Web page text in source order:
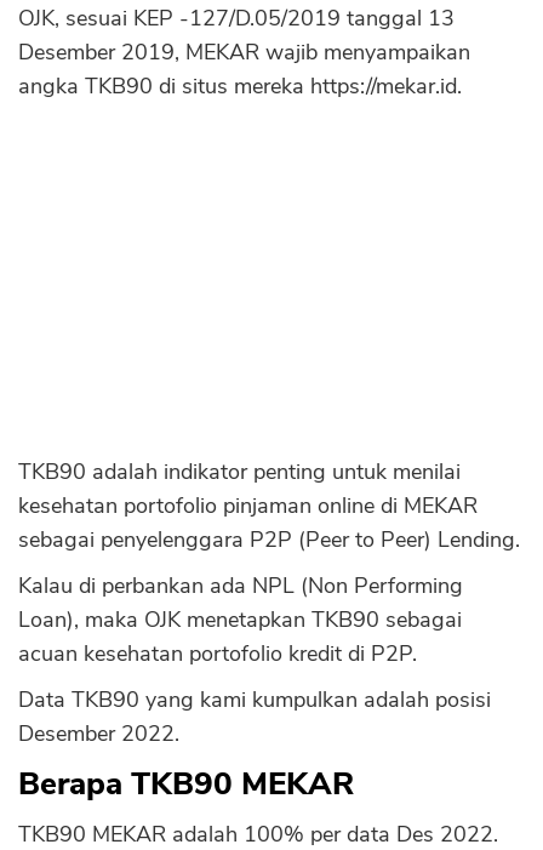
Kredit Usaha
Pinjaman Online
Asuransi Kesehatan
Asuransi Syariah
OJK, sesuai KEP -127/D.05/2019 tanggal 13
Desember 2019, MEKAR wajib menyampaikan
angka TKB90 di situs mereka https://mekar.id.
TKB90 adalah indikator penting untuk menilai
kesehatan portofolio pinjaman online di MEKAR
sebagai penyelenggara P2P (Peer to Peer) Lending.
Kalau di perbankan ada NPL (Non Performing
Loan), maka OJK menetapkan TKB90 sebagai
acuan kesehatan portofolio kredit di P2P.
Data TKB90 yang kami kumpulkan adalah posisi
Desember 2022.
Berapa TKB90 MEKAR
TKB90 MEKAR adalah 100% per data Des 2022.